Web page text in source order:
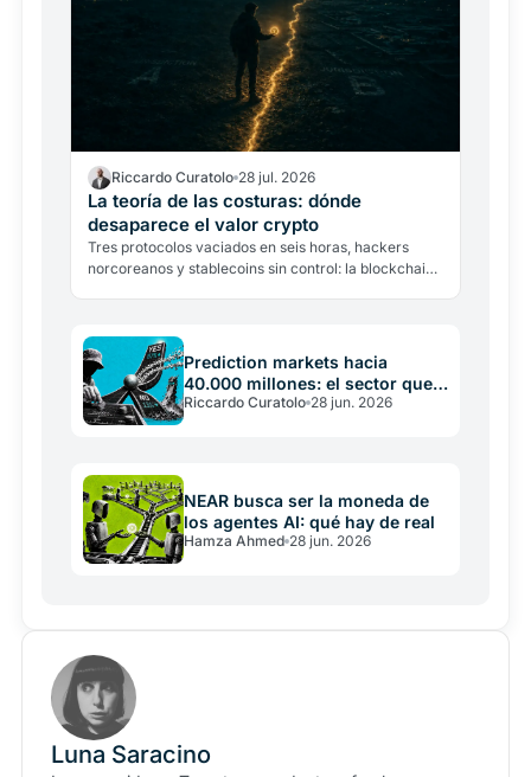
Riccardo Curatolo 28 jul. 2026
La teoría de las costuras: dónde
desaparece el valor crypto
Tres protocolos vaciados en seis horas, hackers
norcoreanos y stablecoins sin control: la blockchain
Prediction markets hacia
40.000 millones: el sector que
crece mientras crypto cae
Riccardo Curatolo 28 jun. 2026
NEAR busca ser la moneda de
los agentes AI: qué hay de real
Hamza Ahmed 28 jun. 2026
Luna Saracino